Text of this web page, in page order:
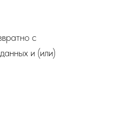
с
и (или)